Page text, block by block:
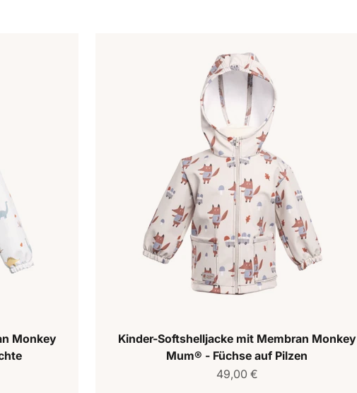
Monkey
Kinder-Softshelljacke mit Membran Monkey
Mum® - Füchse auf Pilzen
Verkaufspreis
49,00 €